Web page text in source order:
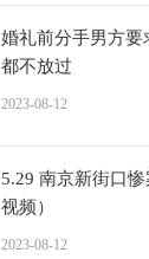
婚礼前分手男方要
都不放过
2023-08-12
5.29 南京新街口
视频）
2023-08-12